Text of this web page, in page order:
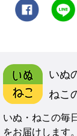
いぬ
ねこ
いぬ・ねこの毎
をお届けします。